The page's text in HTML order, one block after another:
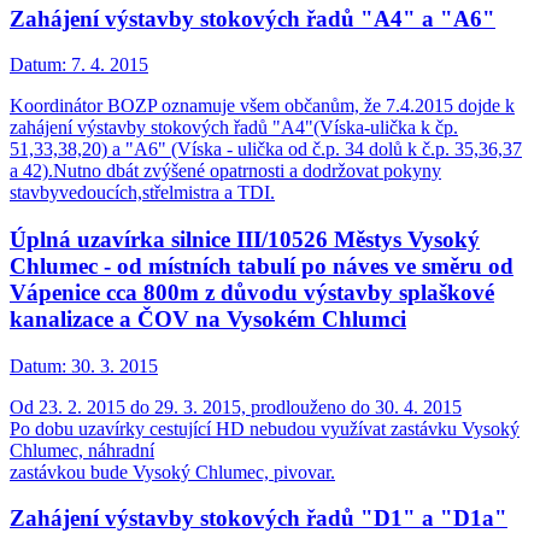
Zahájení výstavby stokových řadů "A4" a "A6"
Datum: 7. 4. 2015
Koordinátor BOZP oznamuje všem občanům, že 7.4.2015 dojde k
zahájení výstavby stokových řadů "A4"(Víska-ulička k čp.
51,33,38,20) a "A6" (Víska - ulička od č.p. 34 dolů k č.p. 35,36,37
a 42).Nutno dbát zvýšené opatrnosti a dodržovat pokyny
stavbyvedoucích,střelmistra a TDI.
Úplná uzavírka silnice III/10526 Městys Vysoký
Chlumec - od místních tabulí po náves ve směru od
Vápenice cca 800m z důvodu výstavby splaškové
kanalizace a ČOV na Vysokém Chlumci
Datum: 30. 3. 2015
Od 23. 2. 2015 do 29. 3. 2015, prodlouženo do 30. 4. 2015
Po dobu uzavírky cestující HD nebudou využívat zastávku Vysoký
Chlumec, náhradní
zastávkou bude Vysoký Chlumec, pivovar.
Zahájení výstavby stokových řadů "D1" a "D1a"